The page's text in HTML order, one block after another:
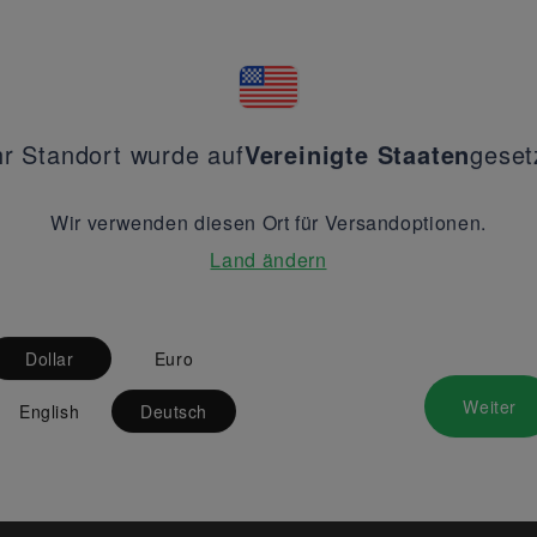
Standort wurde aufVereinigte Staaten
Wir verwenden diesen Ort für Versandoptionen.
Land ändern
Dollar Euro
English Deutsch Weiter